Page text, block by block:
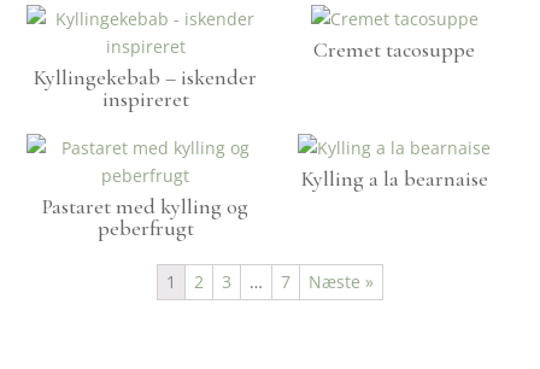
Kyllingekebab – iskender
inspireret
Cremet tacosuppe
Pastaret med kylling og
peberfrugt
Kylling a la bearnaise
1 2 3 … 7 Næste »